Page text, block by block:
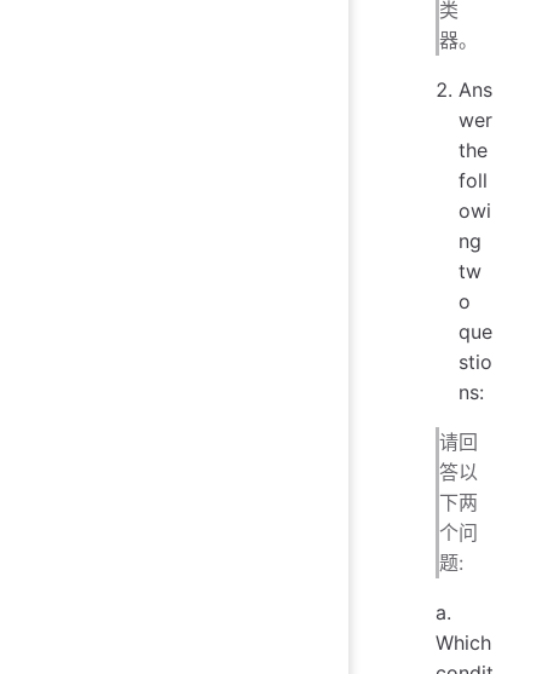
类
器。
Ans
wer
the
foll
owi
ng
tw
o
que
stio
ns:
请回
答以
下两
个问
题:
a.
Which